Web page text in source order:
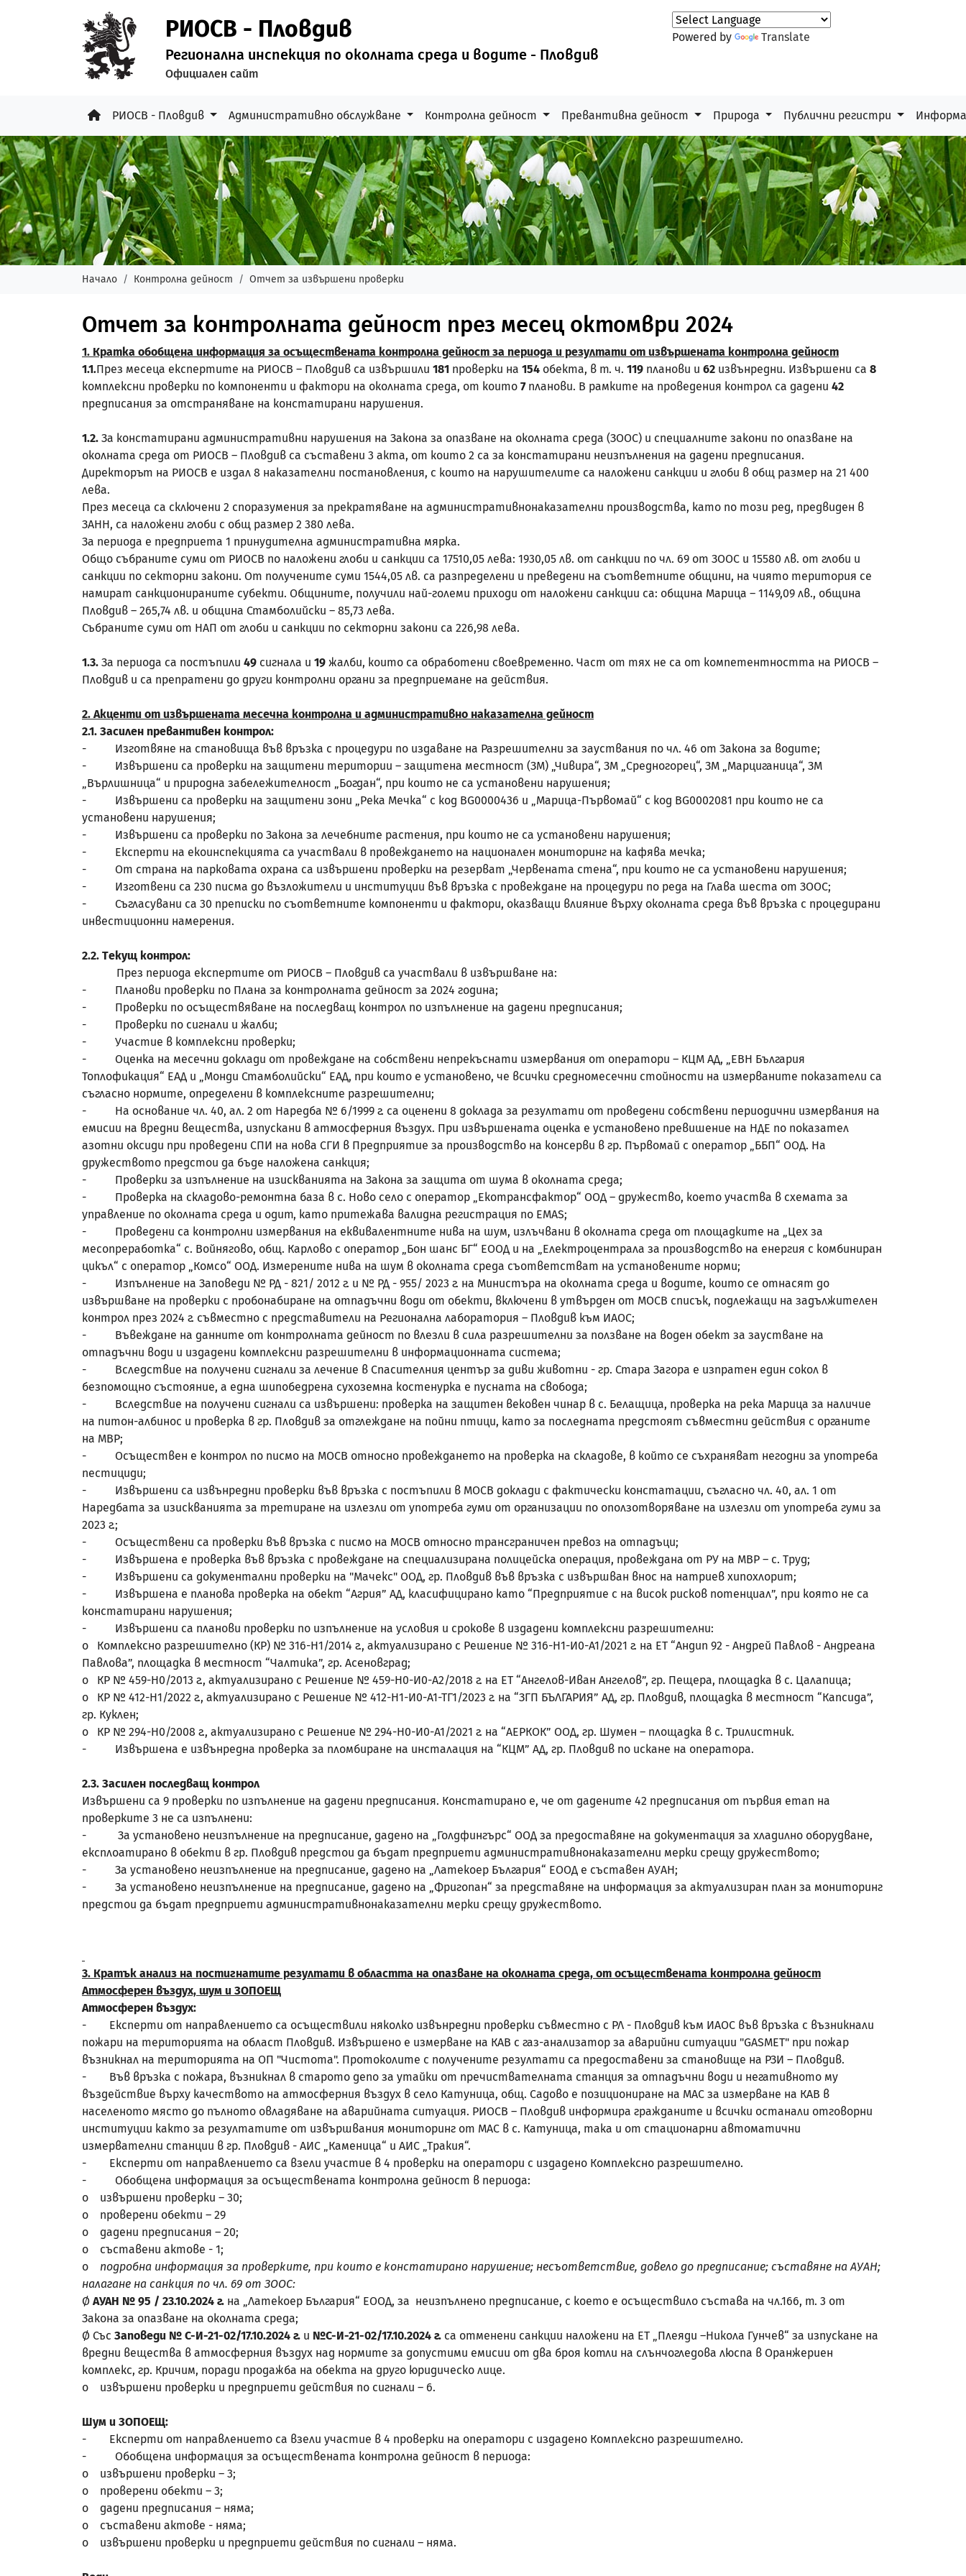
Powered by Translate
РИОСВ - Пловдив
Регионална инспекция по околната среда и водите - Пловдив
Официален сайт
РИОСВ - Пловдив Административно обслужване Контролна дейност Превантивна дейност Природа Публични регистри
Начало Контролна дейност Отчет за извършени проверки
Отчет за контролната дейност през месец октомври 2024
1. Кратка обобщена информация за осъществената контролна дейност за периода и резултати от извършената контролна дейност
1.1.През месеца експертите на РИОСВ – Пловдив са извършили 181 проверки на 154 обекта, в т. ч. 119 планови и 62 извънредни. Извършени са 8
комплексни проверки по компоненти и фактори на околната средa, от които 7планови. В рамките на проведения контрол са дадени 42
предписания за отстраняване на констатирани нарушения.
1.2. За констатирани административни нарушения на Закона за опазване на околната среда (ЗООС) и специалните закони по опазване на
околната среда от РИОСВ – Пловдив са съставени 3 акта, от които 2 са за констатирани неизпълнения на дадени предписания.
Директорът на РИОСВ е издал 8 наказателни постановления, с които на нарушителите са наложени санкции и глоби в общ размер на 21 400
лева.
През месеца са сключени 2 споразумения за прекратяване на административнонаказателни производства, като по този ред, предвиден в
ЗАНН, са наложени глоби с общ размер 2 380 лева.
За периода е предприета 1 принудителна административна мярка.
Общо събраните суми от РИОСВ по наложени глоби и санкции са 17510,05 лева: 1930,05 лв. от санкции по чл. 69 от ЗООС и 15580 лв. от глоби и
санкции по секторни закони. От получените суми 1544,05 лв. са разпределени и преведени на съответните общини, на чиято територия се
намират санкционираните субекти. Общините, получили най-големи приходи от наложени санкции са: община Марица – 1149,09 лв., община
Пловдив – 265,74 лв. и община Стамболийски – 85,73 лева.
Събраните суми от НАП от глоби и санкции по секторни закони са 226,98 лeва.
1.3. За периода са постъпили 49 сигнала и 19 жалби, които са обработени своевременно. Част от тях не са от компетентността на РИОСВ –
Пловдив и са препратени до други контролни органи за предприемане на действия.
2. Акценти от извършената месечна контролна и административно наказателна дейност
2.1. Засилен превантивен контрол:
- Изготвяне на становища във връзка с процедури по издаване на Разрешителни за зауствания по чл. 46 от Закона за водите;
- Извършени са проверки на защитени територии – защитена местност (ЗМ) „Чивира“, ЗМ „Средногорец“, ЗМ „Марциганица“, ЗМ
„Върлишница“ и природна забележителност „Богдан“, при които не са установени нарушения;
- Извършени са проверки на защитени зони „Река Мечка“ с код BG0000436 и „Марица-Първомай“ с код BG0002081 при които не са
установени нарушения;
- Извършени са проверки по Закона за лечебните растения, при които не са установени нарушения;
- Експерти на екоинспекцията са участвали в провеждането на национален мониторинг на кафява мечка;
- От страна на парковата охрана са извършени проверки на резерват „Червената стена“, при които не са установени нарушения;
- Изготвени са 230 писма до възложители и институции във връзка с провеждане на процедури по реда на Глава шеста от ЗООС;
- Съгласувани са 30 преписки по съответните компоненти и фактори, оказващи влияние върху околната среда във връзка с процедирани
инвестиционни намерения.
2.2. Tекущ контрол:
През периода експертите от РИОСВ – Пловдив са участвали в извършване на:
- Планови проверки по Плана за контролната дейност за 2024 година;
- Проверки по осъществяване на последващ контрол по изпълнение на дадени предписания;
- Проверки по сигнали и жалби;
- Участие в комплексни проверки;
- Оценка на месечни доклади от провеждане на собствени непрекъснати измервания от оператори – КЦМ АД, „ЕВН България
Топлофикация“ ЕАД и „Монди Стамболийски“ ЕАД, при които е установено, че всички средномесечни стойности на измерваните показатели са
съгласно нормите, определени в комплексните разрешителни;
- На основание чл. 40, ал. 2 от Наредба № 6/1999 г. са оценени 8 доклада за резултати от проведени собствени периодични измервания на
емисии на вредни вещества, изпускани в атмосферния въздух. При извършената оценка е установено превишение на НДЕ по показател
азотни оксиди при проведени СПИ на нова СГИ в Предприятие за производство на консерви в гр. Първомай с оператор „ББП“ ООД. На
дружеството предстои да бъде наложена санкция;
- Проверки за изпълнение на изискванията на Закона за защита от шума в околната среда;
- Проверка на складово-ремонтна база в с. Ново село с оператор „Екотрансфактор“ ООД – дружество, което участва в схемата за
управление по околната среда и одит, като притежава валидна регистрация по EMAS;
- Проведени са контролни измервания на еквивалентните нива на шум, излъчвани в околната среда от площадките на „Цех за
месопреработка“ с. Войнягово, общ. Карлово с оператор „Бон шанс БГ“ ЕООД и на „Електроцентрала за производство на енергия с комбиниран
цикъл“ с оператор „Комсо“ ООД. Измерените нива на шум в околната среда съответстват на установените норми;
- Изпълнение на Заповеди № РД - 821/ 2012 г. и № РД - 955/ 2023 г. на Министъра на околната среда и водите, които се отнасят до
извършване на проверки с пробонабиране на отпадъчни води от обекти, включени в утвърден от МОСВ списък, подлежащи на задължителен
контрол през 2024 г. съвместно с представители на Регионална лаборатория – Пловдив към ИАОС;
- Въвеждане на данните от контролната дейност по влезли в сила разрешителни за ползване на воден обект за заустване на
отпадъчни води и издадени комплексни разрешителни в информационната система;
- Вследствие на получени сигнали за лечение в Спасителния център за диви животни - гр. Стара Загора е изпратен един сокол в
безпомощно състояние, а една шипобедрена сухоземна костенурка е пусната на свобода;
- Вследствие на получени сигнали са извършени: проверка на защитен вековен чинар в с. Белащица, проверка на река Марица за наличие
на питон-албинос и проверка в гр. Пловдив за отглеждане на пойни птици, като за последната предстоят съвместни действия с органите
на МВР;
- Осъществен е контрол по писмо на МОСВ относно провеждането на проверка на складове, в който се съхраняват негодни за употреба
пестициди;
- Извършени са извънредни проверки във връзка с постъпили в МОСВ доклади с фактически констатации, съгласно чл. 40, ал. 1 от
Наредбата за изискванията за третиране на излезли от употреба гуми от организации по оползотворяване на излезли от употреба гуми за
2023 г.;
- Осъществени са проверки във връзка с писмо на МОСВ относно трансграничен превоз на отпадъци;
- Извършена е проверка във връзка с провеждане на специализирана полицейска операция, провеждана от РУ на МВР – с. Труд;
- Извършени са документални проверки на "Мачекс" ООД, гр. Пловдив във връзка с извършван внос на натриев хипохлорит;
- Извършена е планова проверка на обект “Агрия” АД, класифицирано като “Предприятие с на висок рисков потенциал”, при която не са
констатирани нарушения;
- Извършени са планови проверки по изпълнение на условия и срокове в издадени комплексни разрешителни:
o Комплексно разрешително (КР) № 316-Н1/2014 г., актуализирано с Решение № 316-Н1-И0-А1/2021 г. на ЕТ “Андип 92 - Андрей Павлов - Андреана
Павлова”, площадка в местност “Чалтика”, гр. Асеновград;
o КР № 459-Н0/2013 г., актуализирано с Решение № 459-Н0-И0-А2/2018 г. на ЕТ “Ангелов-Иван Ангелов”, гр. Пещера, площадка в с. Цалапица;
o КР № 412-Н1/2022 г., актуализирано с Решение № 412-Н1-И0-А1-ТГ1/2023 г. на “ЗГП БЪЛГАРИЯ” АД, гр. Пловдив, площадка в местност “Капсида”,
гр. Куклен;
o КР № 294-Н0/2008 г., актуализирано с Решение № 294-Н0-И0-А1/2021 г. на “АЕРКОК” ООД, гр. Шумен – площадка в с. Трилистник.
- Извършена е извънредна проверка за пломбиране на инсталация на “КЦМ” АД, гр. Пловдив по искане на оператора.
2.3. Засилен последващ контрол
Извършени са 9 проверки по изпълнение на дадени предписания. Констатирано е, че от дадените 42 предписания от първия етап на
проверките 3 не са изпълнени:
- За установено неизпълнение на предписание, дадено на „Голдфингърс“ ООД за предоставяне на документация за хладилно оборудване,
експлоатирано в обекти в гр. Пловдив предстои да бъдат предприети административнонаказателни мерки срещу дружеството;
- За установено неизпълнение на предписание, дадено на „Латекоер България“ EООД е съставен АУАН;
- За установено неизпълнение на предписание, дадено на „Фригопан“ за представяне на информация за актуализиран план за мониторинг
предстои да бъдат предприети административнонаказателни мерки срещу дружеството.
3. Кратък анализ на постигнатите резултати в областта на опазване на околната среда, от осъществената контролна дейност
Атмосферен въздух, шум и ЗОПОЕЩ
Атмосферен въздух:
- Експерти от направлението са осъществили няколко извънредни проверки съвместно с РЛ - Пловдив към ИАОС във връзка с възникнали
пожари на територията на област Пловдив. Извършено е измерване на КАВ с газ-анализатор за аварийни ситуации "GASMET" при пожар
възникнал на територията на ОП "Чистота". Протоколите с получените резултати са предоставени за становище на РЗИ – Пловдив.
- Във връзка с пожара, възникнал в старото депо за утайки от пречиствателната станция за отпадъчни води и негативното му
въздействие върху качеството на атмосферния въздух в село Катуница, общ. Садово е позициониране на МАС за измерване на КАВ в
населеното място до пълното овладяване на аварийната ситуация. РИОСВ – Пловдив информира гражданите и всички останали отговорни
институции както за резултатите от извършвания мониторинг от МАС в с. Катуница, така и от стационарни автоматични
измервателни станции в гр. Пловдив - АИС „Каменица“ и АИС „Тракия“.
- Експерти от направлението са взели участие в 4 проверки на оператори с издадено Комплексно разрешително.
- Обобщена информация за осъществената контролна дейност в периода:
o извършени проверки – 30;
o проверени обекти – 29
o дадени предписания – 20;
o съставени актове - 1;
o подробна информация за проверките, при които е констатирано нарушение; несъответствие, довело до предписание; съставяне на АУАН;
налагане на санкция по чл. 69 от ЗООС:
Ø АУАН № 95 / 23.10.2024 г. на „Латекоер България“ EООД, за неизпълнено предписание, с което е осъществило състава на чл.166, т. 3 от
Закона за опазване на околната среда;
Ø Със Заповеди № С-И-21-02/17.10.2024 г. и №С-И-21-02/17.10.2024 г. са отменени санкции наложени на ЕТ „Плеяди –Никола Гунчев“ за изпускане на
вредни вещества в атмосферния въздух над нормите за допустими емисии от два броя котли на слънчогледова люспа в Оранжериен
комплекс, гр. Кричим, поради продажба на обекта на друго юридическо лице.
o извършени проверки и предприети действия по сигнали – 6.
Шум и ЗОПОЕЩ:
- Експерти от направлението са взели участие в 4 проверки на оператори с издадено Комплексно разрешително.
- Обобщена информация за осъществената контролна дейност в периода:
o извършени проверки – 3;
o проверени обекти – 3;
o дадени предписания – няма;
o съставени актове - няма;
o извършени проверки и предприети действия по сигнали – няма.